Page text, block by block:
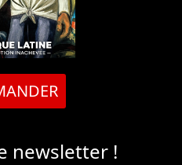
newsletter !